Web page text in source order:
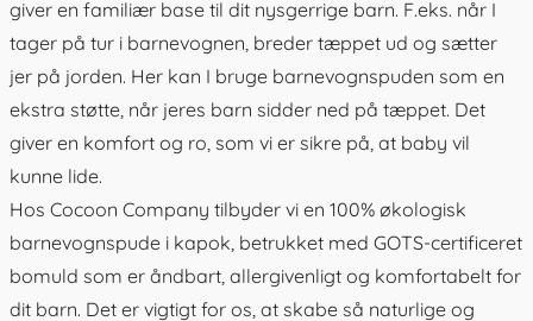
giver en familiær base til dit nysgerrige barn. F.eks. når I
tager på tur i barnevognen, breder tæppet ud og sætter
jer på jorden. Her kan I bruge barnevognspuden som en
ekstra støtte, når jeres barn sidder ned på tæppet. Det
giver en komfort og ro, som vi er sikre på, at baby vil
kunne lide.
Hos Cocoon Company tilbyder vi en 100% økologisk
barnevognspude i kapok, betrukket med GOTS-certificeret
bomuld som er åndbart, allergivenligt og komfortabelt for
dit barn. Det er vigtigt for os, at skabe så naturlige og